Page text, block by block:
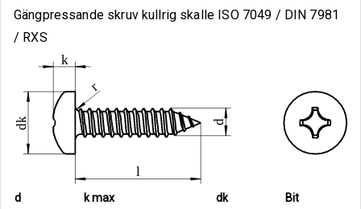
Gängpressande skruv kullrig skalle ISO 7049 / DIN 7981
/ RXS
d k max dk
Bit